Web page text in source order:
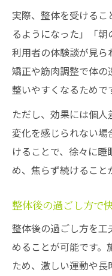
実際、整体を受けるこ
るようになった」「
利用者の体験談が見ら
矯正や筋肉調整で体の
整いやすくなるためで
ただし、効果には個
変化を感じられない場
けることで、徐々に
め、焦らず続けること
整体後の過ごし方で
整体後の過ごし方を工
めることが可能です。
ため、激しい運動や